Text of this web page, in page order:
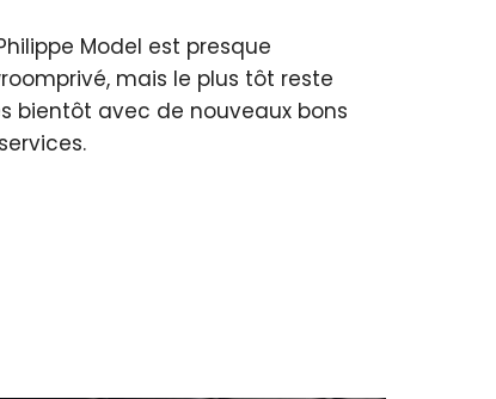
Model est presque
mais le plus tôt reste
bientôt avec de nouveaux bons